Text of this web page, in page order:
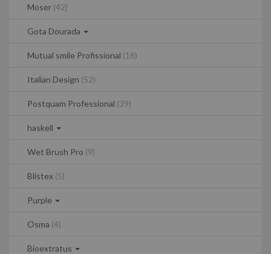
Moser (42)
Gota Dourada
Mutual smile Profissional (18)
Italian Design (52)
Postquam Professional (39)
haskell
Wet Brush Pro (9)
Blistex (5)
Purple
Osma (4)
Bioextratus